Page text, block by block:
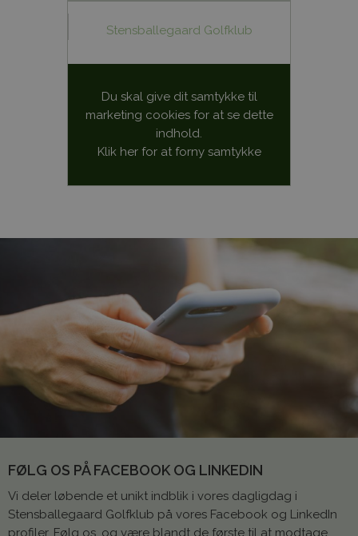
Stensballegaard Golfklub
Du skal give dit samtykke til
marketing cookies for at se dette
indhold.
Klik her for at forny samtykke
FØLG OS PÅ FACEBOOK OG LINKEDIN
Vi deler løbende et unikt indblik i vores dagligdag i
Stensballegaard Golfklub på vores Facebook og LinkedIn
profiler. Følg os, og være blandt de første til at modtage